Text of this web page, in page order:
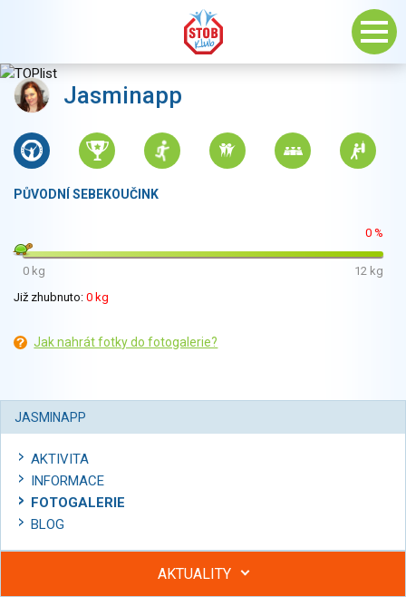
Jasminapp
PŮVODNÍ SEBEKOUČINK
0 %
0 kg
12 kg
Již zhubnuto: 0 kg
Jak nahrát fotky do fotogalerie?
JASMINAPP
AKTIVITA
INFORMACE
FOTOGALERIE
BLOG
AKTUALITY